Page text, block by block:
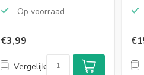
Op voorraad
€3,99
Vergelijk